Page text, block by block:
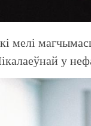
мелі
у